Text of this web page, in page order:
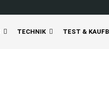
TECHNIK TEST &